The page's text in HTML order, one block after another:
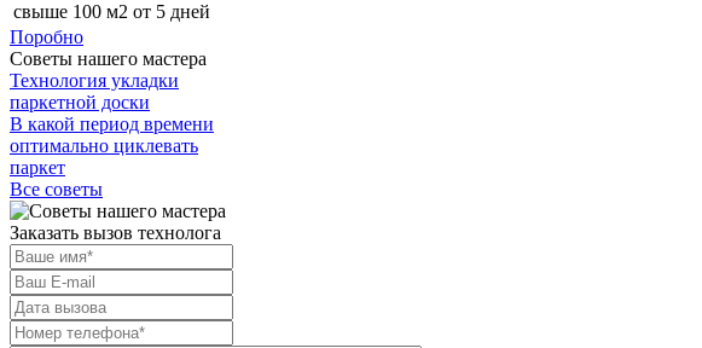
свыше 100 м2 от 5 дней
Поробно
Советы нашего мастера
Технология укладки
паркетной доски
В какой период времени
оптимально циклевать
паркет
Все советы
Заказать вызов технолога